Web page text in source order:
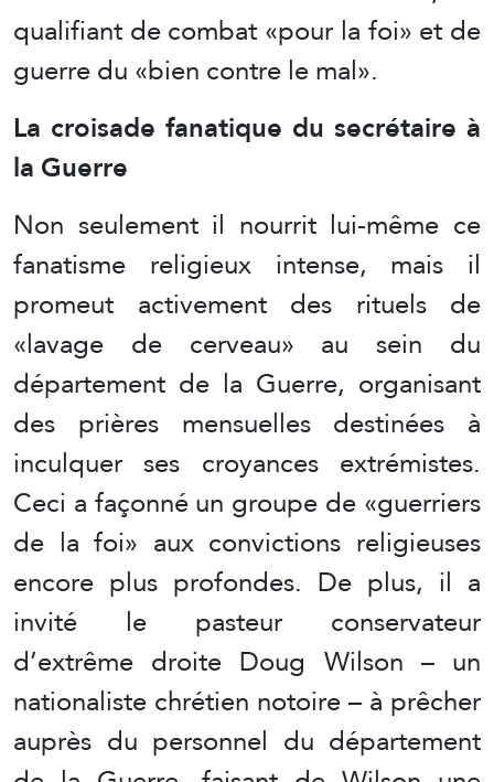
qualifiant de combat «pour la foi» et de
guerre du «bien contre le mal».
La croisade fanatique du secrétaire à
la Guerre
Non seulement il nourrit lui-même ce
fanatisme religieux intense, mais il
promeut activement des rituels de
«lavage de cerveau» au sein du
département de la Guerre, organisant
des prières mensuelles destinées à
inculquer ses croyances extrémistes.
Ceci a façonné un groupe de «guerriers
de la foi» aux convictions religieuses
encore plus profondes. De plus, il a
invité le pasteur conservateur
d’extrême droite Doug Wilson – un
nationaliste chrétien notoire – à prêcher
auprès du personnel du département